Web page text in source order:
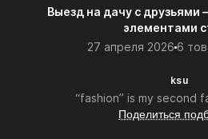
Выезд на дачу с друзьями
элементами
27 апреля 2026 6
ksu
“fashion” is my second
Поделиться